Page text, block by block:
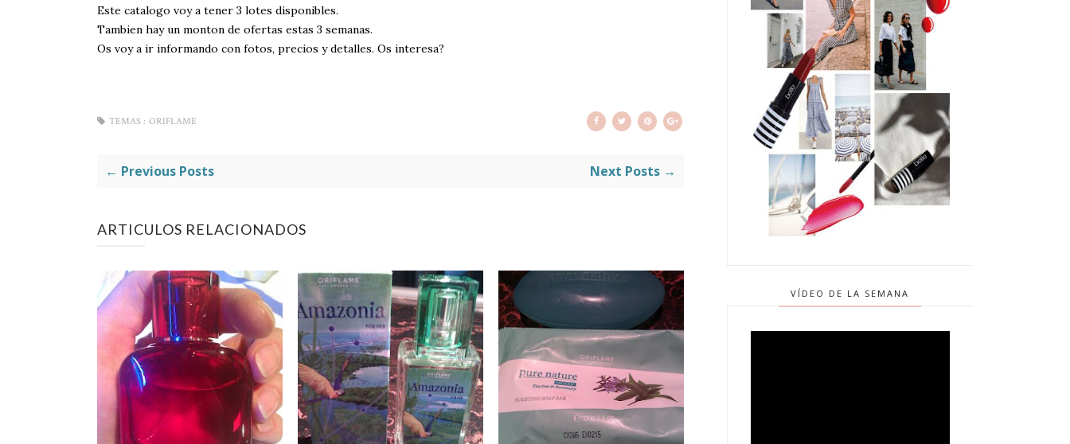
Este catalogo voy a tener 3 lotes disponibles.
Tambien hay un monton de ofertas estas 3 semanas.
Os voy a ir informando con fotos, precios y detalles. Os interesa?
TEMAS : ORIFLAME
← Previous Posts Next Posts →
ARTICULOS RELACIONADOS
VÍDEO DE LA SEMANA